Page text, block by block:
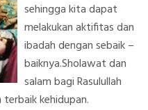
sehingga kita dapat
melakukan aktifitas dan
ibadah dengan sebaik –
baiknya.Sholawat dan
salam bagi Rasulullah
kehidupan.